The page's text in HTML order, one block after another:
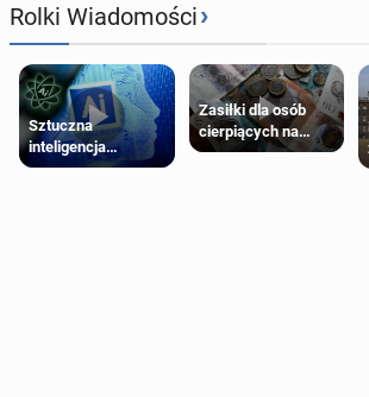
Rolki Wiadomości›
Sztuczna
inteligencja
próbowała oszukać
Zasiłki dla osób
cierpiących na
schorzenia